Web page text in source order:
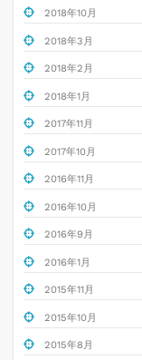
2018年10月
2018年3月
2018年2月
2018年1月
2017年11月
2017年10月
2016年11月
2016年10月
2016年9月
2016年1月
2015年11月
2015年10月
2015年8月